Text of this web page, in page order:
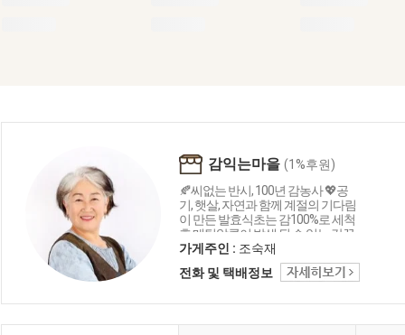
감익는마을 (1%후원)
🍂씨없는 반시, 100년 감농사 💖공
기, 햇살, 자연과 함께 계절의 기다림
이 만든 발효식초는 감100%로 세척
후 메틸알콜이 발생 될 수 있는 감꼭
지를 모두 제거하여 전통 항아리에 3
년 발효시켜 제대로 된 발효식초 만
을 고집하는 감익는마을은 감 부산
지 않습니다. 📸현재는 2018년 산이
가게주인 : 조숙재
전화 및 택배정보